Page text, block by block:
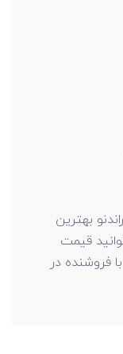
بهترین
قیمت
فروشنده در